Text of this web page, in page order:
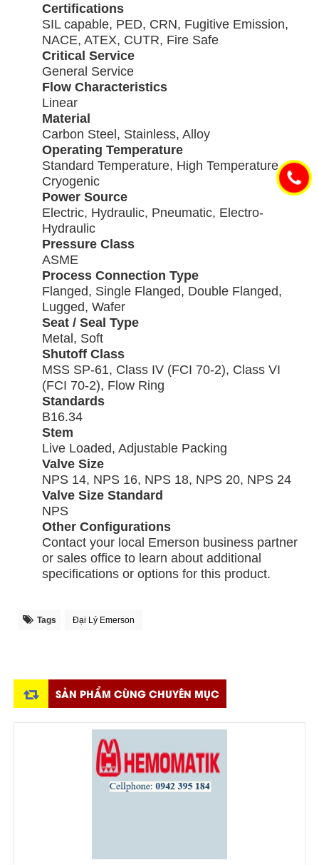
Certifications
SIL capable, PED, CRN, Fugitive Emission,
NACE, ATEX, CUTR, Fire Safe
Critical Service
General Service
Flow Characteristics
Linear
Material
Carbon Steel, Stainless, Alloy
Operating Temperature
Standard Temperature, High Temperature,
Cryogenic
Power Source
Electric, Hydraulic, Pneumatic, Electro-
Hydraulic
Pressure Class
ASME
Process Connection Type
Flanged, Single Flanged, Double Flanged,
Lugged, Wafer
Seat / Seal Type
Metal, Soft
Shutoff Class
MSS SP-61, Class IV (FCI 70-2), Class VI
(FCI 70-2), Flow Ring
Standards
B16.34
Stem
Live Loaded, Adjustable Packing
Valve Size
NPS 14, NPS 16, NPS 18, NPS 20, NPS 24
Valve Size Standard
NPS
Other Configurations
Contact your local Emerson business partner
or sales office to learn about additional
specifications or options for this product.
Tags Đại Lý Emerson
SẢN PHẨM CÙNG CHUYÊN MỤC